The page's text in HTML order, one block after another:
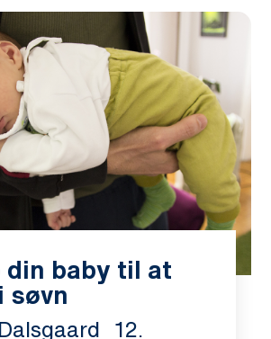
baby til at
søvn
12.